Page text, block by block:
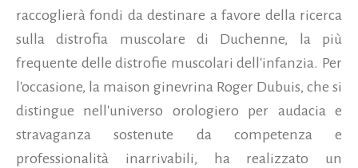
raccoglierà fondi da destinare a favore della ricerca
sulla distrofia muscolare di Duchenne, la più
frequente delle distrofie muscolari dell'infanzia. Per
l'occasione, la maison ginevrina Roger Dubuis, che si
distingue nell'universo orologiero per audacia e
stravaganza sostenute da competenza e
professionalità inarrivabili, ha realizzato un